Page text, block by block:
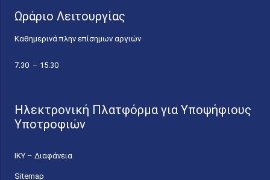
Ωράριο Λειτουργίας
Καθημερινά πλην επίσημων αργιών
7.30 – 15.30
Ηλεκτρονική Πλατφόρμα για Υποψήφιους
Υποτροφιών
ΙΚΥ – Διαφάνεια
Sitemap